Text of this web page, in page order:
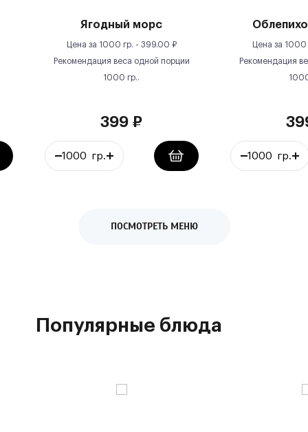
Ягодный морс
Цена за 1000 гр. - 399.00 ₽
Рекомендация веса одной порции
1000 гр..
399 ₽
Цена за 1000
Рекомендация
ПОСМОТРЕТЬ МЕНЮ
Популярные блюда